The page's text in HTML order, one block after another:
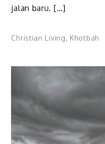
jalan baru. […]
Christian Living, Khotbah